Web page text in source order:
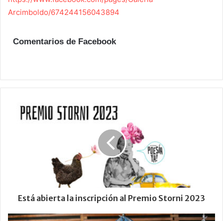
Arcimboldo/674244156043894
Comentarios de Facebook
Está abierta la inscripción al Premio Storni 2023